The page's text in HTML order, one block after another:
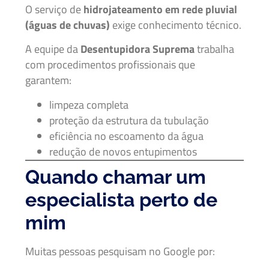
O serviço dehidrojateamento em rede pluvial
(águas de chuvas) exige conhecimento técnico.
A equipe daDesentupidora Suprematrabalha
com procedimentos profissionais que
garantem:
limpeza completa
proteção da estrutura da tubulação
eficiência no escoamento da água
redução de novos entupimentos
Quando chamar um
especialista perto de
mim
Muitas pessoas pesquisam no Google por: